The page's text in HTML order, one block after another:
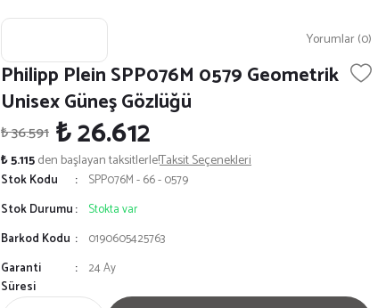
Yorumlar (0)
Philipp Plein SPP076M 0579 Geometrik
Unisex Güneş Gözlüğü
₺ 36.591 ₺ 26.612
₺ 5.115den başlayan taksitlerle!Taksit Seçenekleri
Stok Kodu
SPP076M - 66 - 0579
Stok Durumu
Stokta var
Barkod Kodu
0190605425763
Garanti
Süresi
24 Ay